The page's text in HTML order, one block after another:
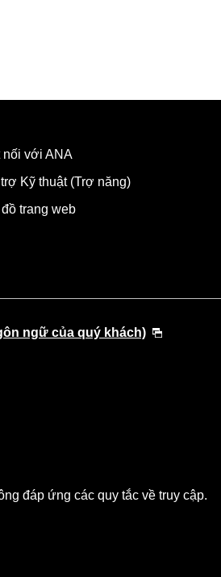
nối với ANA
Kỹ thuật (Trợ năng)
trang web
ngữ của quý khách)
đáp ứng các quy tắc về truy cập.